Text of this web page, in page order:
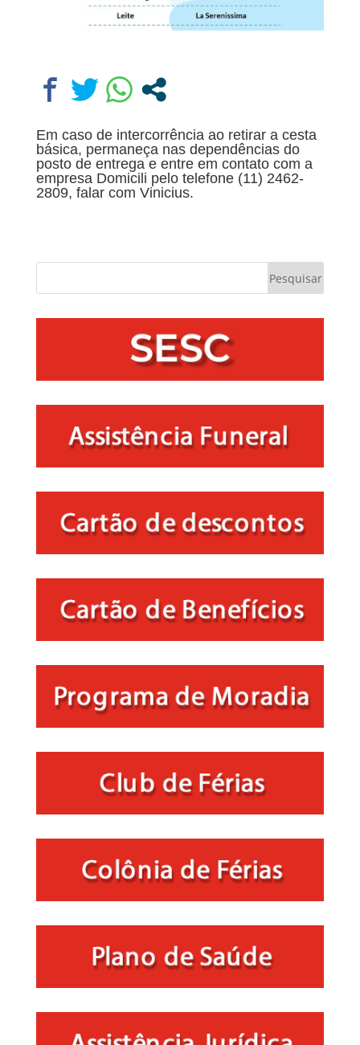
Em caso de intercorrência ao retirar a cesta
básica, permaneça nas dependências do
posto de entrega e entre em contato com a
empresa Domicili pelo telefone (11) 2462-
2809, falar com Vinicius.